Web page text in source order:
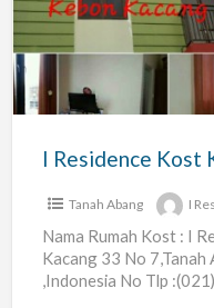
Kebon
Kacang
33
No7
Thamrin,
Sarinah,
Plaza
OUB,
Tanah
Tanah Abang I
Nama Rumah Kost : I
Kacang 33 No
,Indonesia No Tlp